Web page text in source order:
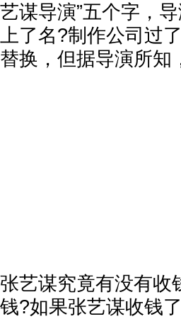
艺谋导演”五个字，
上了名?制作公司过
替换，但据导演所知
张艺谋究竟有没有收
钱?如果张艺谋收钱